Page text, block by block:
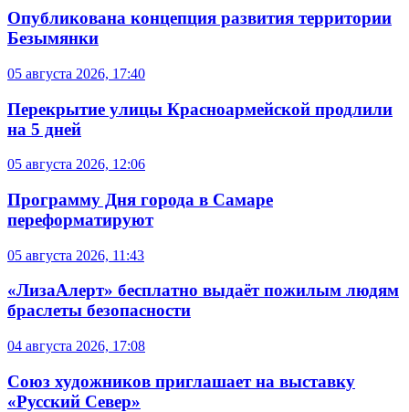
Опубликована концепция развития территории
Безымянки
05 августа 2026, 17:40
Перекрытие улицы Красноармейской продлили
на 5 дней
05 августа 2026, 12:06
Программу Дня города в Самаре
переформатируют
05 августа 2026, 11:43
«ЛизаАлерт» бесплатно выдаёт пожилым людям
браслеты безопасности
04 августа 2026, 17:08
Союз художников приглашает на выставку
«Русский Север»